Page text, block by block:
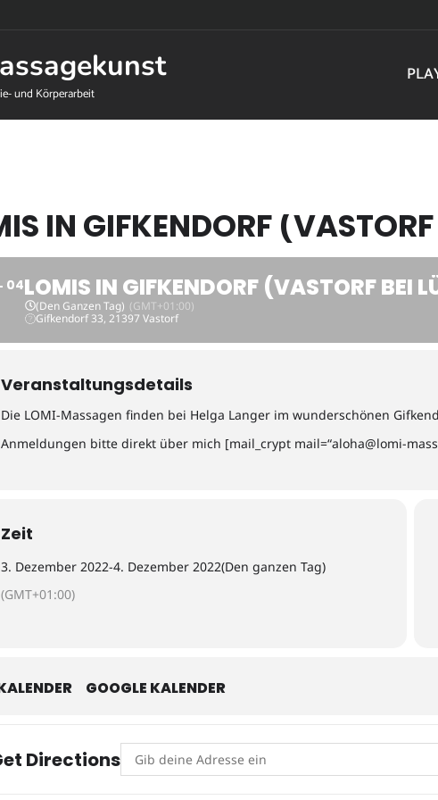
und Körperarbeit
IN GIFKENDORF
04LOMIS IN GIFKENDORF (VASTORF BEI
(Den Ganzen Tag) (GMT+01:00)
Gifkendorf 33, 21397 Vastorf
Veranstaltungsdetails
Die LOMI-Massagen finden bei Helga Langer im wunderschönen
Anmeldungen bitte direkt über mich [mail_crypt mail=“
-imol
@ahol
a
Zeit
3. Dezember 2022-4. Dezember 2022(Den ganzen Tag)
(GMT+01:00)
GOOGLE KALENDER
Directions Address - LOMIS in Gifkendorf (Vastorf bei Lüneburg)